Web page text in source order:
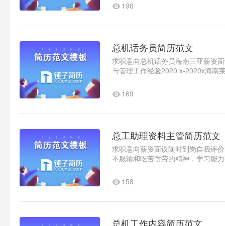
196
总机话务员简历范文
求职意向总机话务员海南三亚薪资
与管理工作经验2020.x-2020x海南
169
总工助理资料主管简历范文
求职意向薪资面议随时到岗自我评
不服输和吃苦耐劳的精神，学习能
158
总机工作内容简历范文